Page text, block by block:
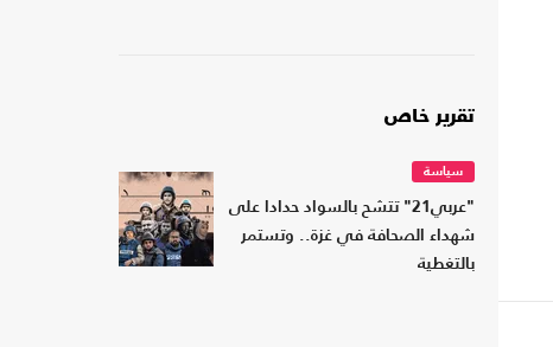
تقرير خاص
سياسة
"عربي21" تتشح بالسواد حدادا على
شهداء الصحافة في غزة.. وتستمر
بالتغطية